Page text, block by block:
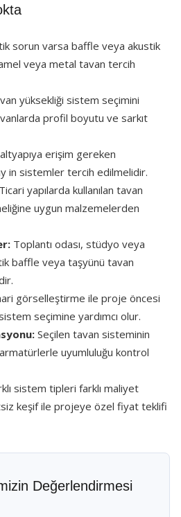
sorun varsa baffle veya akustik
veya metal tavan tercih
yüksekliği sistem seçimini
profil boyutu ve sarkıt
erişim gereken
in sistemler tercih edilmelidir.
Ticari yapılarda kullanılan tavan
uygun malzemelerden
Toplantı odası, stüdyo veya
baffle veya taşyünü tavan
görselleştirme ile proje öncesi
seçimine yardımcı olur.
Seçilen tavan sisteminin
uyumluluğu kontrol
sistem tipleri farklı maliyet
keşif ile projeye özel fiyat teklifi
Değerlendirmesi